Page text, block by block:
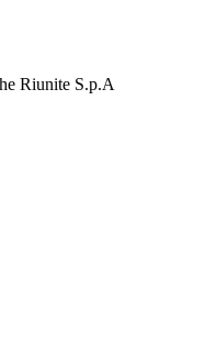
Riunite S.p.A